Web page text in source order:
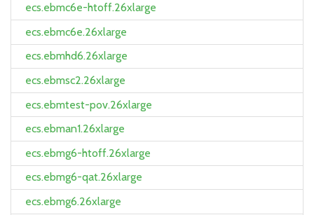
ecs.ebmc6e-htoff.26xlarge
ecs.ebmc6e.26xlarge
ecs.ebmhd6.26xlarge
ecs.ebmsc2.26xlarge
ecs.ebmtest-pov.26xlarge
ecs.ebman1.26xlarge
ecs.ebmg6-htoff.26xlarge
ecs.ebmg6-qat.26xlarge
ecs.ebmg6.26xlarge